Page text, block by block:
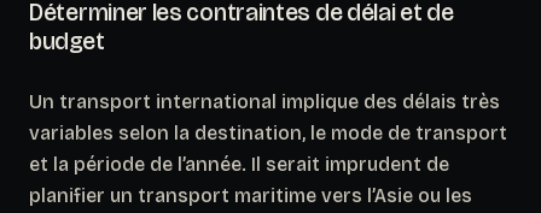
Déterminer les contraintes de délai et de
budget
Un transport international implique des délais très
variables selon la destination, le mode de transport
et la période de l’année. Il serait imprudent de
planifier un transport maritime vers l’Asie ou les